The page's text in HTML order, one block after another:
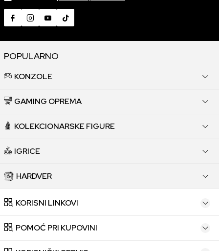
POPULARNO
KONZOLE
GAMING OPREMA
KOLEKCIONARSKE FIGURE
IGRICE
HARDVER
KORISNI LINKOVI
POMOĆ PRI KUPOVINI